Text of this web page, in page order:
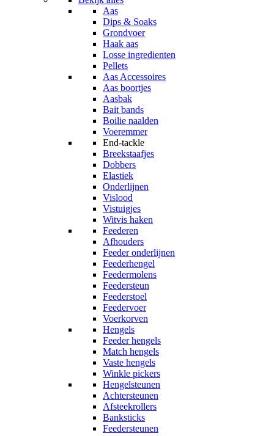
Aas
Dips & Soaks
Grondvoer
Haak aas
Losse ingredienten
Pellets
Aas Accessoires
Aas boortjes
Aasbak
Bait bands
Boilie naalden
Voeremmer
End-tackle
Breekstaafjes
Dobbers
Elastiek
Onderlijnen
Vislood
Vistuigjes
Witvis haken
Feederen
Afhouders
Feeder onderlijnen
Feederhengel
Feedermolens
Feedersteun
Feederstoel
Feedervoer
Voerkorven
Hengels
Feeder hengels
Match hengels
Vaste hengels
Winkle pickers
Hengelsteunen
Achtersteunen
Afsteekrollers
Banksticks
Feedersteunen